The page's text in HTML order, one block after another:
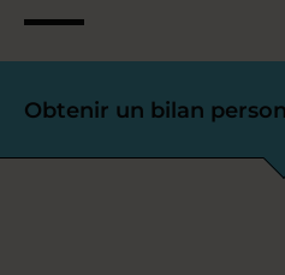
Obtenir un bilan